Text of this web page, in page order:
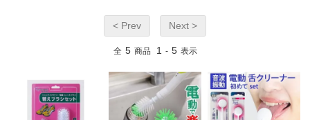
< Prev Next >
全 5 商品 1 - 5 表示